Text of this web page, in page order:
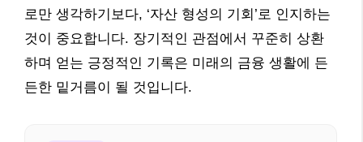
로만 생각하기보다, ‘자산 형성의 기회’로 인지하는
것이 중요합니다. 장기적인 관점에서 꾸준히 상환
하며 얻는 긍정적인 기록은 미래의 금융 생활에 든
든한 밑거름이 될 것입니다.